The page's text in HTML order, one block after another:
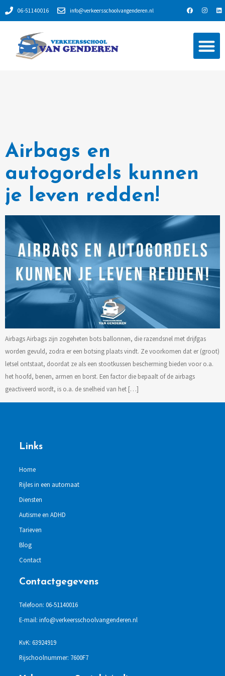
06-51140016 info@verkeersschoolvangenderen.nl
Airbags en
autogordels kunnen
je leven redden!
Airbags Airbags zijn zogeheten bots ballonnen, die razendsnel met drijfgas
worden gevuld, zodra er een botsing plaats vindt. Ze voorkomen dat er (groot)
letsel ontstaat, doordat ze als een stootkussen bescherming bieden voor o.a.
het hoofd, benen, armen en borst. Een factor die bepaalt of de airbags
geactiveerd wordt, is o.a. de snelheid van het […]
Links
Home
Rijles in een automaat
Diensten
Autisme en ADHD
Tarieven
Blog
Contact
Contactgegevens
Telefoon: 06-51140016
E-mail: info@verkeersschoolvangenderen.nl
KvK: 63924919
Rijschoolnummer: 7600F7